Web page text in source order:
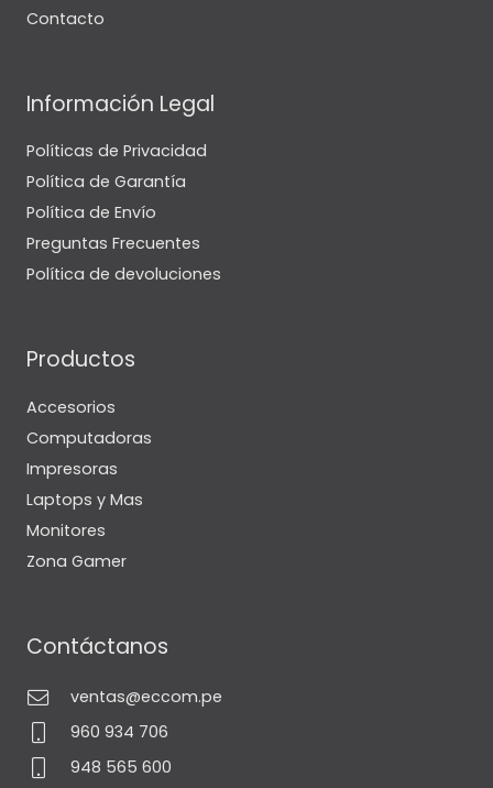
Contacto
Información Legal
Políticas de Privacidad
Política de Garantía
Política de Envío
Preguntas Frecuentes
Política de devoluciones
Productos
Accesorios
Computadoras
Impresoras
Laptops y Mas
Monitores
Zona Gamer
Contáctanos
ventas@eccom.pe
960 934 706
948 565 600